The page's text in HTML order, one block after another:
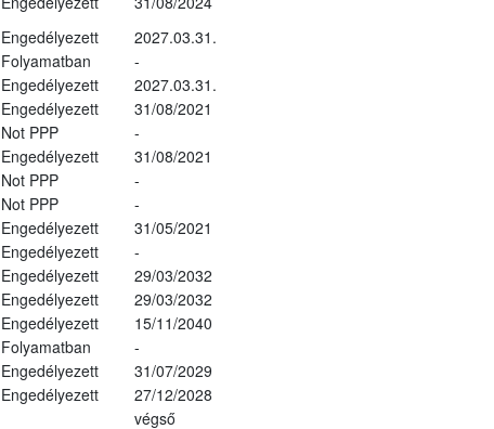
Engedélyezett
2027.03.31.
Folyamatban
-
Engedélyezett
2027.03.31.
Engedélyezett
31/08/2021
Not PPP
-
Engedélyezett
31/08/2021
Not PPP
-
Not PPP
-
Engedélyezett
31/05/2021
Engedélyezett
-
Engedélyezett
29/03/2032
Engedélyezett
29/03/2032
Engedélyezett
15/11/2040
Folyamatban
-
Engedélyezett
31/07/2029
Engedélyezett 27/12/2028
végső